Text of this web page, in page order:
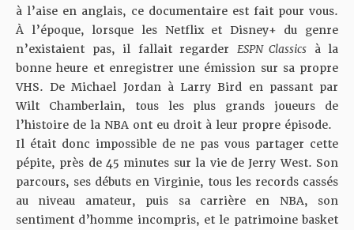
à l’aise en anglais, ce documentaire est fait pour vous.
À l’époque, lorsque les Netflix et Disney+ du genre
n’existaient pas, il fallait regarder ESPN Classics à la
bonne heure et enregistrer une émission sur sa propre
VHS. De Michael Jordan à Larry Bird en passant par
Wilt Chamberlain, tous les plus grands joueurs de
l’histoire de la NBA ont eu droit à leur propre épisode.
Il était donc impossible de ne pas vous partager cette
pépite, près de 45 minutes sur la vie de Jerry West. Son
parcours, ses débuts en Virginie, tous les records cassés
au niveau amateur, puis sa carrière en NBA, son
sentiment d’homme incompris, et le patrimoine basket